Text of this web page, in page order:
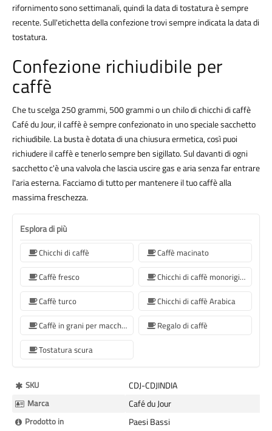
rifornimento sono settimanali, quindi la data di tostatura è sempre
recente. Sull'etichetta della confezione trovi sempre indicata la data di
tostatura.
Confezione richiudibile per
caffè
Che tu scelga 250 grammi, 500 grammi o un chilo di chicchi di caffè
Café du Jour, il caffè è sempre confezionato in uno speciale sacchetto
richiudibile. La busta è dotata di una chiusura ermetica, così puoi
richiudere il caffè e tenerlo sempre ben sigillato. Sul davanti di ogni
sacchetto c'è una valvola che lascia uscire gas e aria senza far entrare
l'aria esterna. Facciamo di tutto per mantenere il tuo caffè alla
massima freschezza.
Esplora di più
Chicchi di caffè
Caffè macinato
Caffè fresco
Chicchi di caffè monorigine
Caffè turco
Chicchi di caffè Arabica
Caffè in grani per macchine da caffè Sage
Regalo di caffè
Tostatura scura
Maggiori
Informazioni
SKU CDJ-CDJINDIA
Marca Café du Jour
Prodotto in Paesi Bassi